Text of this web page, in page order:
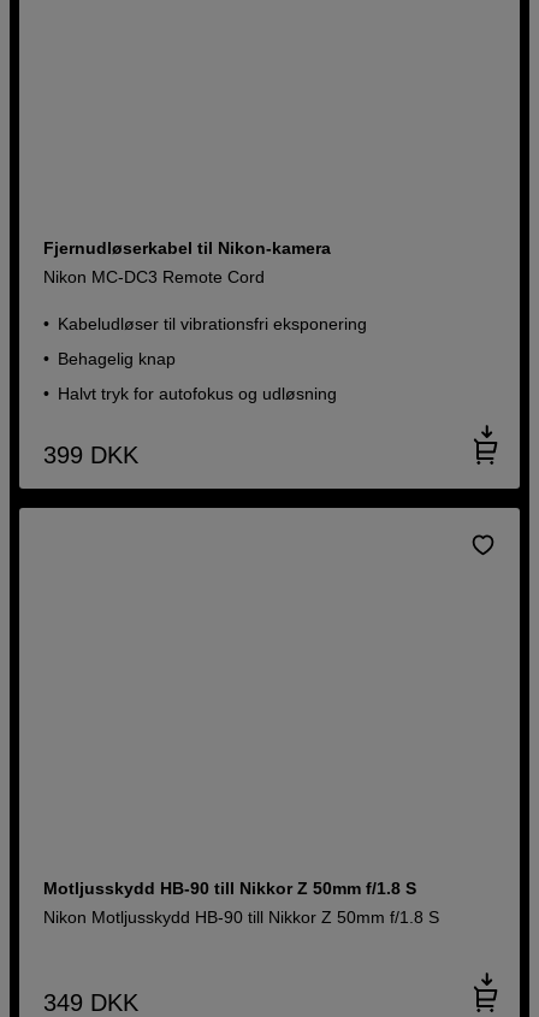
Fjernudløserkabel til Nikon-kamera
Nikon MC-DC3 Remote Cord
Kabeludløser til vibrationsfri eksponering
Behagelig knap
Halvt tryk for autofokus og udløsning
399 DKK
Motljusskydd HB-90 till Nikkor Z 50mm f/1.8 S
Nikon Motljusskydd HB-90 till Nikkor Z 50mm f/1.8 S
349 DKK